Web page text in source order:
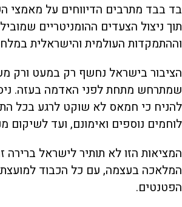
בד בבד מתרבים הדיווחים על
תוך ניצול הצעדים ההומניטריים
וההתמקדות העולמית והישראלית
הציבור בישראל נחשף רק במעט ורק
שמתרחש מתחת לפני האדמה בעזה.
להניח כי חמאס לא שוקט לרגע בכל
לוחמים נוספים ואימונם, ועד לשיקום
המציאות הזו לא תותיר לישראל
המלאכה בעצמה, עם כל הכבוד
הפטנטים.